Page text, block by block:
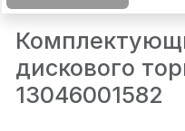
дискового
13046001582